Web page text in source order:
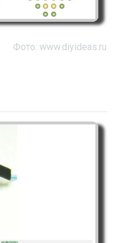
Фото: www.diyideas.ru